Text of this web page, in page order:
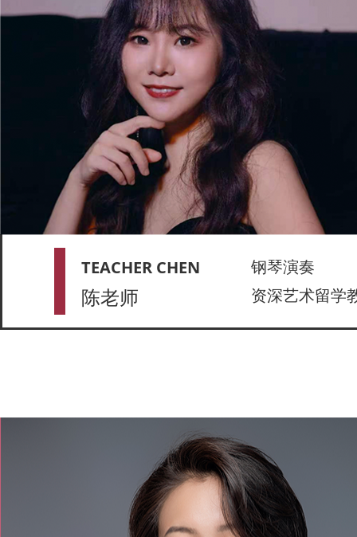
TEACHER CHEN
陈老师
钢琴演奏
资深艺术留学